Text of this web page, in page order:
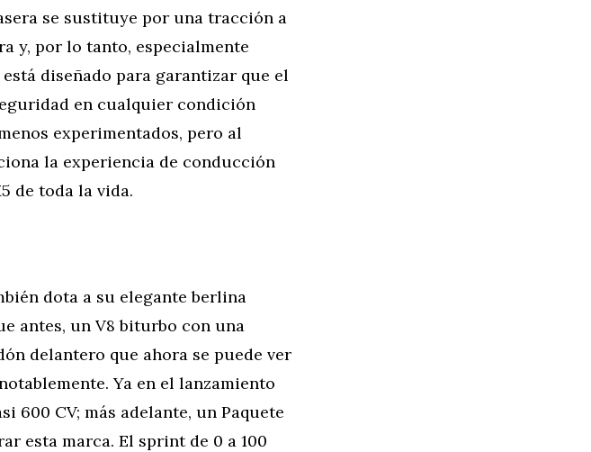
se sustituye por una tracción a
y, por lo tanto, especialmente
diseñado para garantizar que el
en cualquier condición
experimentados, pero al
la experiencia de conducción
de toda la vida.
dota a su elegante berlina
antes, un V8 biturbo con una
delantero que ahora se puede ver
Ya en el lanzamiento
600 CV; más adelante, un Paquete
esta marca. El sprint de 0 a 100